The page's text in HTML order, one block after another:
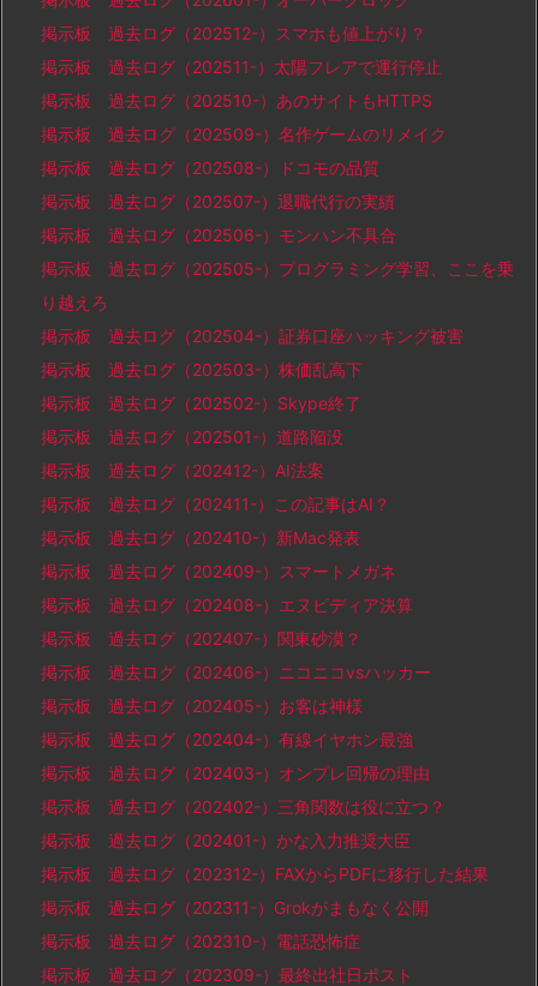
掲示板 過去ログ（202512-）スマホも値上がり？
掲示板 過去ログ（202511-）太陽フレアで運行停止
掲示板 過去ログ（202510-）あのサイトもHTTPS
掲示板 過去ログ（202509-）名作ゲームのリメイク
掲示板 過去ログ（202508-）ドコモの品質
掲示板 過去ログ（202507-）退職代行の実績
掲示板 過去ログ（202506-）モンハン不具合
掲示板 過去ログ（202505-）プログラミング学習、ここを乗
り越えろ
掲示板 過去ログ（202504-）証券口座ハッキング被害
掲示板 過去ログ（202503-）株価乱高下
掲示板 過去ログ（202502-）Skype終了
掲示板 過去ログ（202501-）道路陥没
掲示板 過去ログ（202412-）AI法案
掲示板 過去ログ（202411-）この記事はAI？
掲示板 過去ログ（202410-）新Mac発表
掲示板 過去ログ（202409-）スマートメガネ
掲示板 過去ログ（202408-）エヌビディア決算
掲示板 過去ログ（202407-）関東砂漠？
掲示板 過去ログ（202406-）ニコニコvsハッカー
掲示板 過去ログ（202405-）お客は神様
掲示板 過去ログ（202404-）有線イヤホン最強
掲示板 過去ログ（202403-）オンプレ回帰の理由
掲示板 過去ログ（202402-）三角関数は役に立つ？
掲示板 過去ログ（202401-）かな入力推奨大臣
掲示板 過去ログ（202312-）FAXからPDFに移行した結果
掲示板 過去ログ（202311-）Grokがまもなく公開
掲示板 過去ログ（202310-）電話恐怖症
掲示板 過去ログ（202309-）最終出社日ポスト